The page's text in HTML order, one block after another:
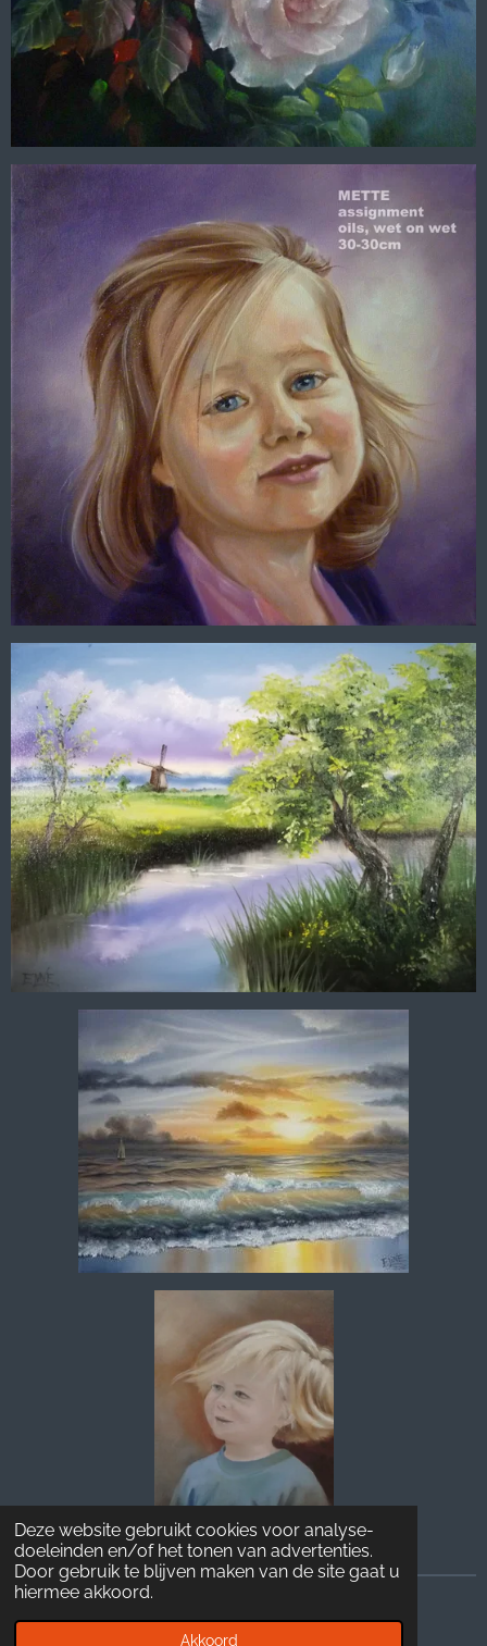
Deze website gebruikt cookies voor analyse-
doeleinden en/of het tonen van advertenties.
Door gebruik te blijven maken van de site gaat u
hiermee akkoord.
Akkoord